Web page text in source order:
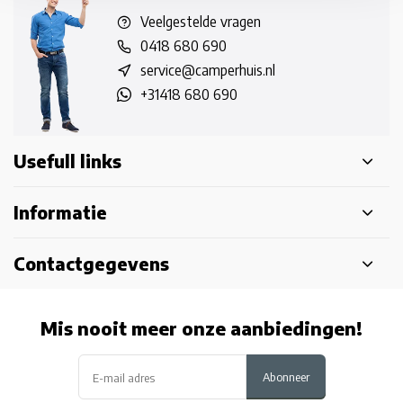
Veelgestelde vragen
0418 680 690
service@camperhuis.nl
+31418 680 690
Usefull links
Informatie
Contactgegevens
Mis nooit meer onze aanbiedingen!
Abonneer